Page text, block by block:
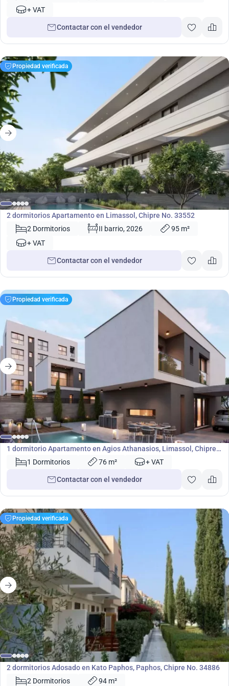
+ VAT
Contactar con el vendedor
Propiedad verificada
€303 000
Apartamento
2 dormitorios Apartamento en Limassol, Chipre No. 33552
2 Dormitorios
II barrio, 2026
95 m²
+ VAT
Contactar con el vendedor
Propiedad verificada
€258 000
Apartamento
1 dormitorio Apartamento en Agios Athanasios, Limassol, Chipre
No. 49401 Dormitorios 76 m² + VAT
Contactar con el vendedor
Propiedad verificada
€325 000
Adosado
2 dormitorios Adosado en Kato Paphos, Paphos, Chipre No. 34886
2 Dormitorios
94 m²